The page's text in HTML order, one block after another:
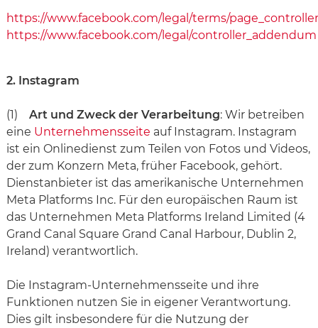
https://www.facebook.com/legal/terms/
https://www.facebook.com/legal/controller_addendum
2. Instagram
(1) Art und Zweck der Verarbeitung: Wir betreiben
eine Unternehmensseite auf Instagram. Instagram
ist ein Onlinedienst zum Teilen von Fotos und Videos,
der zum Konzern Meta, früher Facebook, gehört.
Dienstanbieter ist das amerikanische Unternehmen
Meta Platforms Inc. Für den europäischen Raum ist
das Unternehmen Meta Platforms Ireland Limited (4
Grand Canal Square Grand Canal Harbour, Dublin 2,
Ireland) verantwortlich.
Die Instagram-Unternehmensseite und ihre
Funktionen nutzen Sie in eigener Verantwortung.
Dies gilt insbesondere für die Nutzung der